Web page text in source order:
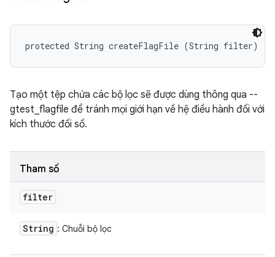
protected String createFlagFile (String filter)
Tạo một tệp chứa các bộ lọc sẽ được dùng thông qua --
gtest_flagfile để tránh mọi giới hạn về hệ điều hành đối với
kích thước đối số.
Tham số
filter
String : Chuỗi bộ lọc